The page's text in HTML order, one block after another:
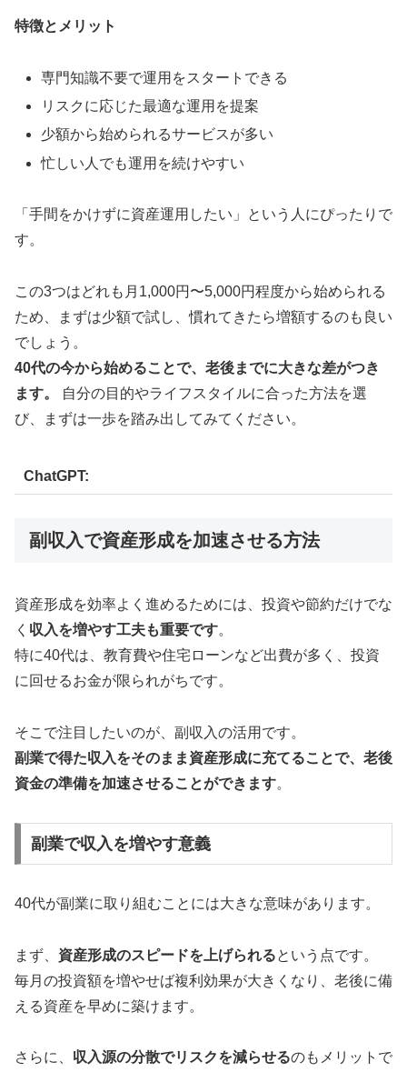
特徴とメリット
専門知識不要で運用をスタートできる
リスクに応じた最適な運用を提案
少額から始められるサービスが多い
忙しい人でも運用を続けやすい
「手間をかけずに資産運用したい」という人にぴったりで
す。
この3つはどれも月1,000円〜5,000円程度から始められる
ため、まずは少額で試し、慣れてきたら増額するのも良い
でしょう。
40代の今から始めることで、老後までに大きな差がつき
ます。
自分の目的やライフスタイルに合った方法を選
び、まずは一歩を踏み出してみてください。
ChatGPT:
副収入で資産形成を加速させる方法
資産形成を効率よく進めるためには、投資や節約だけでな
く 収入を増やす工夫も重要です。
特に40代は、教育費や住宅ローンなど出費が多く、投資
に回せるお金が限られがちです。
そこで注目したいのが、副収入の活用です。
副業で得た収入をそのまま資産形成に充てることで、老後
資金の準備を加速させることができます。
副業で収入を増やす意義
40代が副業に取り組むことには大きな意味があります。
まず、 資産形成のスピードを上げられるという点です。
毎月の投資額を増やせば複利効果が大きくなり、老後に備
える資産を早めに築けます。
さらに、 収入源の分散でリスクを減らせるのもメリットで